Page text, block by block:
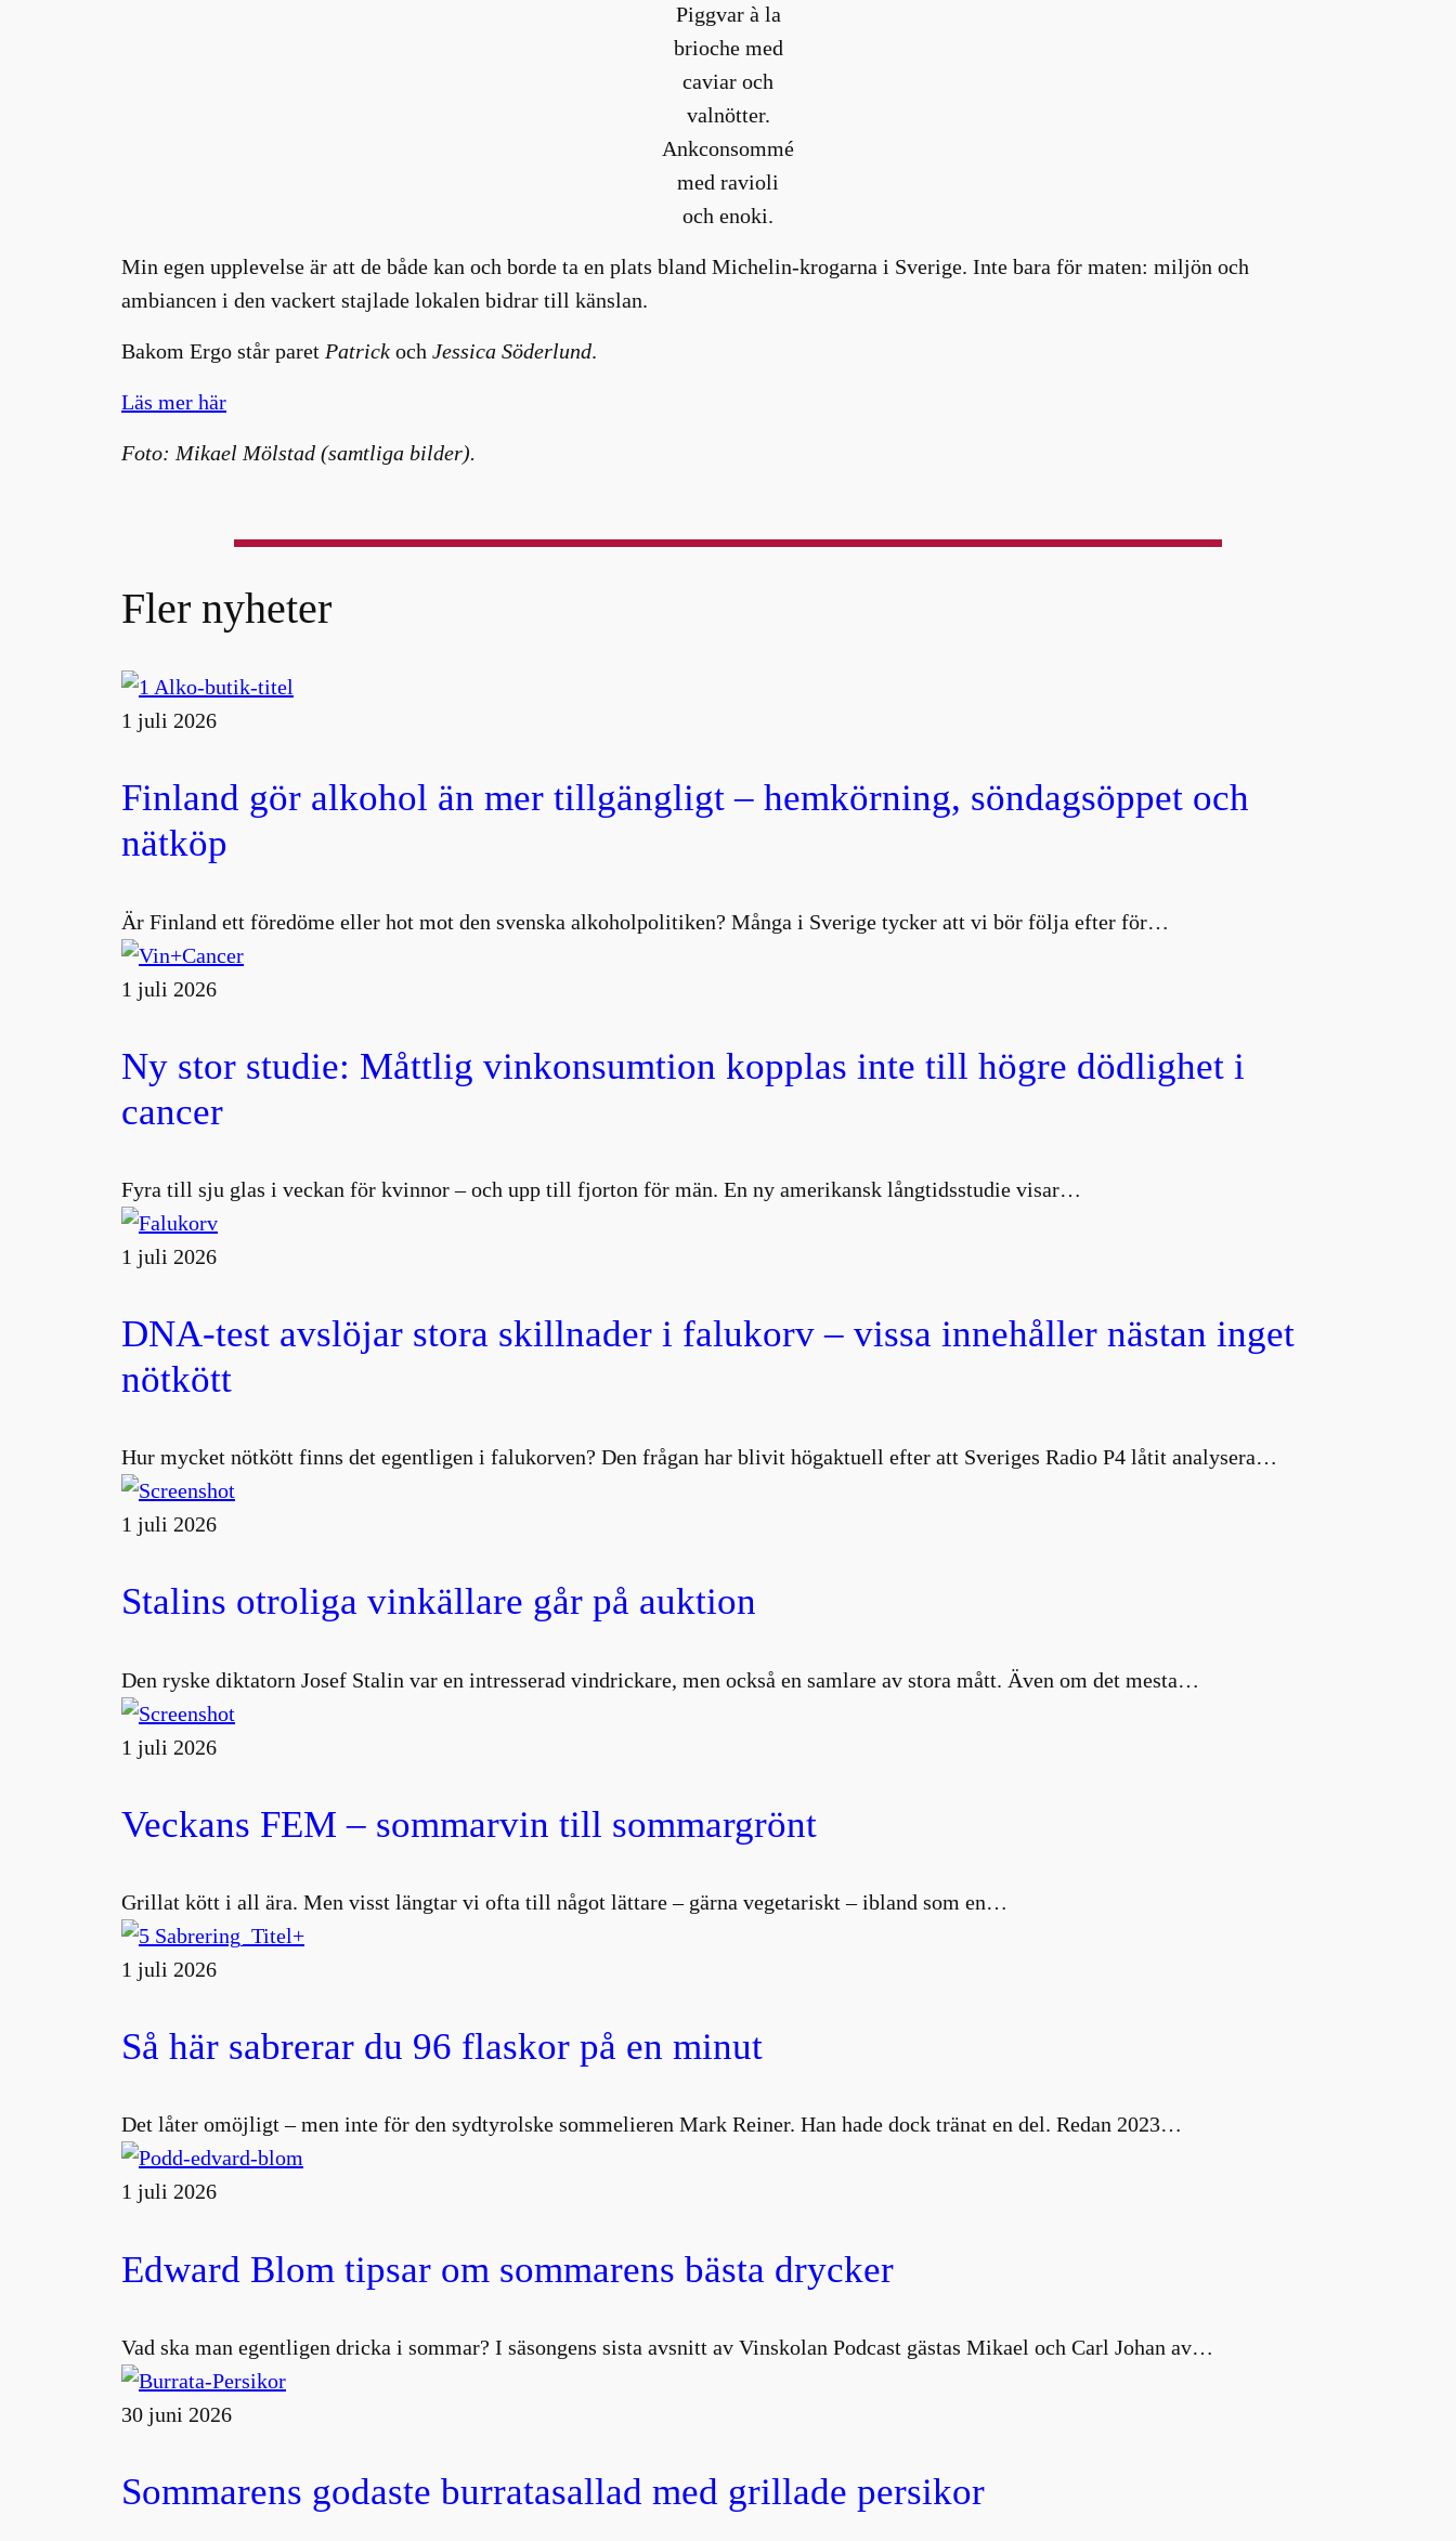
Piggvar à la
brioche med
caviar och
valnötter.
Ankconsommé
med ravioli
och enoki.
Min egen upplevelse är att de både kan och borde ta en plats bland Michelin-krogarna i Sverige. Inte bara för maten: miljön och
ambiancen i den vackert stajlade lokalen bidrar till känslan.
Bakom Ergo står paret Patrick och Jessica Söderlund.
Läs mer här
Foto: Mikael Mölstad (samtliga bilder).
Fler nyheter
1 juli 2026
Finland gör alkohol än mer tillgängligt – hemkörning, söndagsöppet och
nätköp
Är Finland ett föredöme eller hot mot den svenska alkoholpolitiken? Många i Sverige tycker att vi bör följa efter för…
1 juli 2026
Ny stor studie: Måttlig vinkonsumtion kopplas inte till högre dödlighet i
cancer
Fyra till sju glas i veckan för kvinnor – och upp till fjorton för män. En ny amerikansk långtidsstudie visar…
1 juli 2026
DNA-test avslöjar stora skillnader i falukorv – vissa innehåller nästan inget
nötkött
Hur mycket nötkött finns det egentligen i falukorven? Den frågan har blivit högaktuell efter att Sveriges Radio P4 låtit analysera…
1 juli 2026
Stalins otroliga vinkällare går på auktion
Den ryske diktatorn Josef Stalin var en intresserad vindrickare, men också en samlare av stora mått. Även om det mesta…
1 juli 2026
Veckans FEM – sommarvin till sommargrönt
Grillat kött i all ära. Men visst längtar vi ofta till något lättare – gärna vegetariskt – ibland som en…
1 juli 2026
Så här sabrerar du 96 flaskor på en minut
Det låter omöjligt – men inte för den sydtyrolske sommelieren Mark Reiner. Han hade dock tränat en del. Redan 2023…
1 juli 2026
Edward Blom tipsar om sommarens bästa drycker
Vad ska man egentligen dricka i sommar? I säsongens sista avsnitt av Vinskolan Podcast gästas Mikael och Carl Johan av…
30 juni 2026
Sommarens godaste burratasallad med grillade persikor